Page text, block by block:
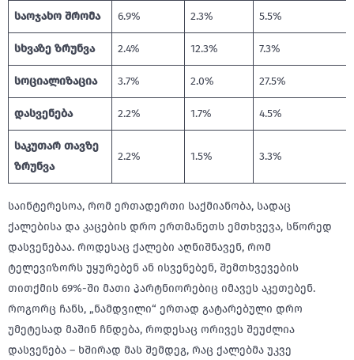
საოჯახო შრომა 6.9% 2.3% 5.5%
სხვაზე ზრუნვა 2.4% 12.3% 7.3%
სოციალიზაცია 3.7% 2.0% 27.5%
დასვენება 2.2% 1.7% 4.5%
საკუთარ თავზე
ზრუნვა
2.2% 1.5% 3.3%
საინტერესოა, რომ ერთადერთი საქმიანობა, სადაც
ქალებისა და კაცების დრო ერთმანეთს ემთხვევა, სწორედ
დასვენებაა. როდესაც ქალები აღნიშნავენ, რომ
ტელევიზორს უყურებენ ან ისვენებენ, შემთხვევების
თითქმის 69%-ში მათი პარტნიორებიც იმავეს აკეთებენ.
როგორც ჩანს, „ნამდვილი“ ერთად გატარებული დრო
უმეტესად მაშინ ჩნდება, როდესაც ორივეს შეუძლია
დასვენება – ხშირად მას შემდეგ, რაც ქალებმა უკვე